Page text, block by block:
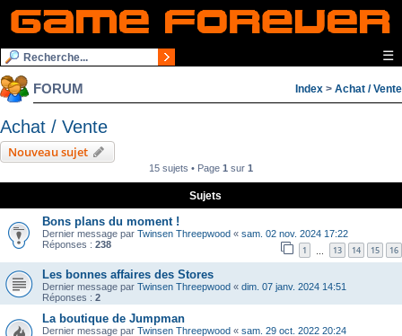
☰
FORUM Index > Achat / Vente
Achat / Vente
Nouveau sujet
15 sujets • Page 1 sur 1
Sujets
Bons plans du moment !
Dernier message par Twinsen Threepwood « sam. 02 nov. 2024 17:22
Réponses : 238 1 13 14 15 16
Les bonnes affaires des Stores
Dernier message par Twinsen Threepwood « dim. 07 janv. 2024 14:51
Réponses : 2
La boutique de Jumpman
Dernier message par Twinsen Threepwood « sam. 29 oct. 2022 20:24